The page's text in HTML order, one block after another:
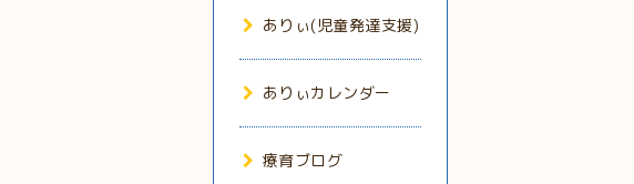
ありぃ(児童発達支援)
ありぃカレンダー
療育ブログ